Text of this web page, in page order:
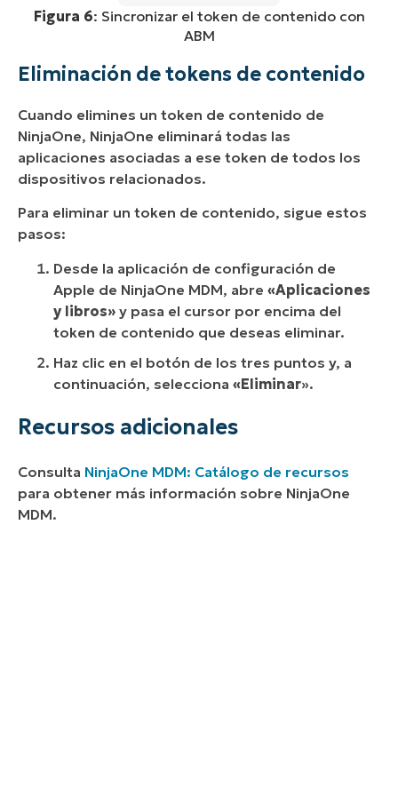
Figura 6: Sincronizar el token de contenido con
ABM
Eliminación de tokens de contenido
Cuando elimines un token de contenido de
NinjaOne, NinjaOne eliminará todas las
aplicaciones asociadas a ese token de todos los
dispositivos relacionados.
Para eliminar un token de contenido, sigue estos
pasos:
Desde la aplicación de configuración de
Apple de NinjaOne MDM, abre «Aplicaciones
y libros» y pasa el cursor por encima del
token de contenido que deseas eliminar.
Haz clic en el botón de los tres puntos y, a
continuación, selecciona «Eliminar».
Recursos adicionales
Consulta NinjaOne MDM: Catálogo de recursos
para obtener más información sobre NinjaOne
MDM.